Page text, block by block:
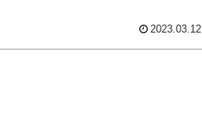
2023.03.12